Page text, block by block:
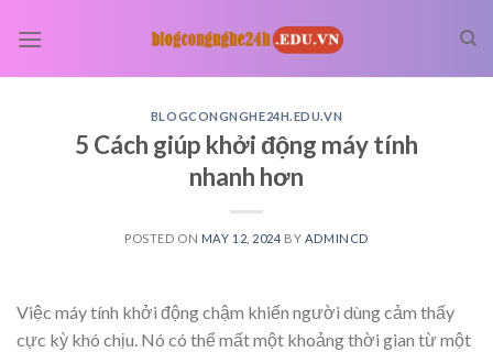
BLOGCONGNGHE24H.EDU.VN
5 Cách giúp khởi động máy tính
nhanh hơn
POSTED ON MAY 12, 2024 BY ADMINCD
Việc máy tính khởi động chậm khiến người dùng cảm thấy
cực kỳ khó chịu. Nó có thể mất một khoảng thời gian từ một